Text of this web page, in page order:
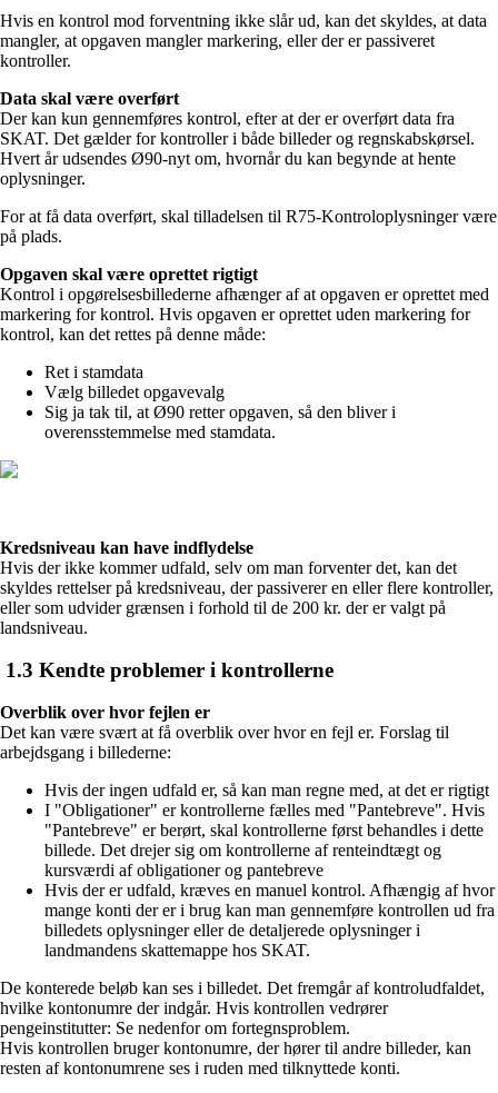
Hvis en kontrol mod forventning ikke slår ud, kan det skyldes, at data
mangler, at opgaven mangler markering, eller der er passiveret
kontroller.
Data skal være overført
Der kan kun gennemføres kontrol, efter at der er overført data fra
SKAT. Det gælder for kontroller i både billeder og regnskabskørsel.
Hvert år udsendes Ø90-nyt om, hvornår du kan begynde at hente
oplysninger.
For at få data overført, skal tilladelsen til R75-Kontroloplysninger være
på plads.
Opgaven skal være oprettet rigtigt
Kontrol i opgørelsesbillederne afhænger af at opgaven er oprettet med
markering for kontrol. Hvis opgaven er oprettet uden markering for
kontrol, kan det rettes på denne måde:
Ret i stamdata
Vælg billedet opgavevalg
Sig ja tak til, at Ø90 retter opgaven, så den bliver i
overensstemmelse med stamdata.
Kredsniveau kan have indflydelse
Hvis der ikke kommer udfald, selv om man forventer det, kan det
skyldes rettelser på kredsniveau, der passiverer en eller flere kontroller,
eller som udvider grænsen i forhold til de 200 kr. der er valgt på
landsniveau.
1.3 Kendte problemer i kontrollerne
Overblik over hvor fejlen er
Det kan være svært at få overblik over hvor en fejl er. Forslag til
arbejdsgang i billederne:
Hvis der ingen udfald er, så kan man regne med, at det er rigtigt
I "Obligationer" er kontrollerne fælles med "Pantebreve". Hvis
"Pantebreve" er berørt, skal kontrollerne først behandles i dette
billede. Det drejer sig om kontrollerne af renteindtægt og
kursværdi af obligationer og pantebreve
Hvis der er udfald, kræves en manuel kontrol. Afhængig af hvor
mange konti der er i brug kan man gennemføre kontrollen ud fra
billedets oplysninger eller de detaljerede oplysninger i
landmandens skattemappe hos SKAT.
De konterede beløb kan ses i billedet. Det fremgår af kontroludfaldet,
hvilke kontonumre der indgår. Hvis kontrollen vedrører
pengeinstitutter: Se nedenfor om fortegnsproblem.
Hvis kontrollen bruger kontonumre, der hører til andre billeder, kan
resten af kontonumrene ses i ruden med tilknyttede konti.